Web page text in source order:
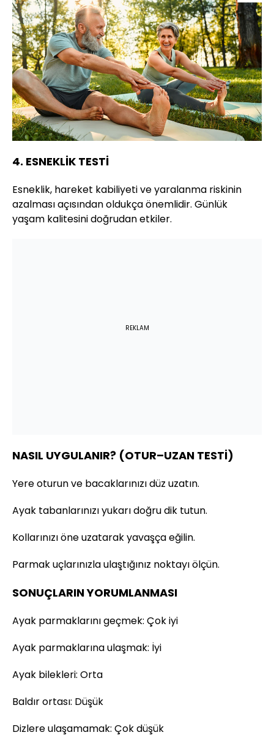
4. ESNEKLİK TESTİ
Esneklik, hareket kabiliyeti ve yaralanma riskinin
azalması açısından oldukça önemlidir. Günlük
yaşam kalitesini doğrudan etkiler.
REKLAM
NASIL UYGULANIR? (OTUR–UZAN TESTİ)
Yere oturun ve bacaklarınızı düz uzatın.
Ayak tabanlarınızı yukarı doğru dik tutun.
Kollarınızı öne uzatarak yavaşça eğilin.
Parmak uçlarınızla ulaştığınız noktayı ölçün.
SONUÇLARIN YORUMLANMASI
Ayak parmaklarını geçmek: Çok iyi
Ayak parmaklarına ulaşmak: İyi
Ayak bilekleri: Orta
Baldır ortası: Düşük
Dizlere ulaşamamak: Çok düşük